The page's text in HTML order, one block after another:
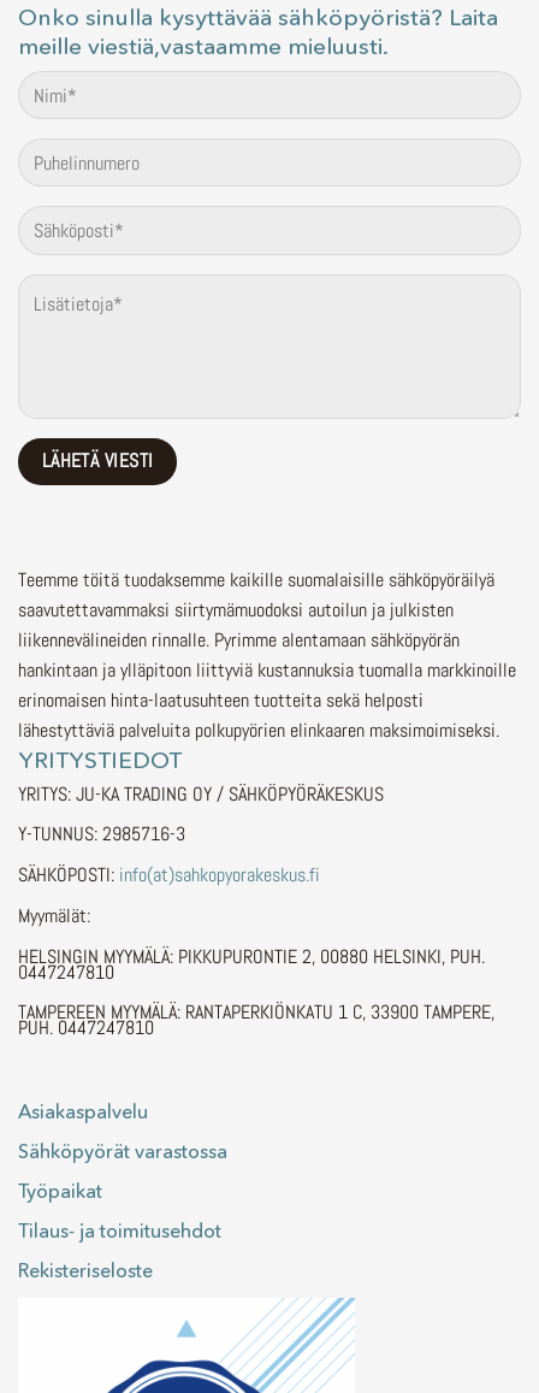
Onko sinulla kysyttävää sähköpyöristä? Laita
meille viestiä,vastaamme mieluusti.
Teemme töitä tuodaksemme kaikille suomalaisille sähköpyöräilyä
saavutettavammaksi siirtymämuodoksi autoilun ja julkisten
liikennevälineiden rinnalle. Pyrimme alentamaan sähköpyörän
hankintaan ja ylläpitoon liittyviä kustannuksia tuomalla markkinoille
erinomaisen hinta-laatusuhteen tuotteita sekä helposti
lähestyttäviä palveluita polkupyörien elinkaaren maksimoimiseksi.
YRITYSTIEDOT
YRITYS: JU-KA TRADING OY / SÄHKÖPYÖRÄKESKUS
Y-TUNNUS: 2985716-3
SÄHKÖPOSTI: info(at)sahkopyorakeskus.fi
Myymälät:
HELSINGIN MYYMÄLÄ: PIKKUPURONTIE 2, 00880 HELSINKI, PUH.
0447247810
TAMPEREEN MYYMÄLÄ: RANTAPERKIÖNKATU 1 C, 33900 TAMPERE,
PUH. 0447247810
Asiakaspalvelu
Sähköpyörät varastossa
Työpaikat
Tilaus- ja toimitusehdot
Rekisteriseloste